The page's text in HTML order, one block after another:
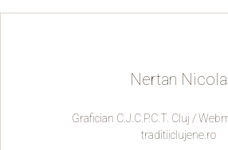
Nertan
Grafician C.J.C.P.C.T. Cluj /
traditiiclujene.ro